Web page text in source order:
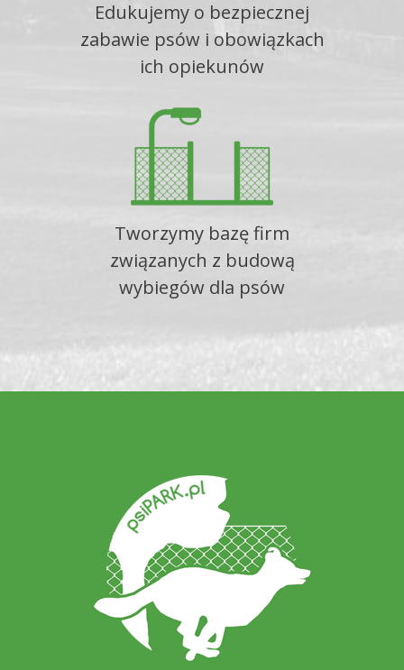
Edukujemy o bezpiecznej
zabawie psów i obowiązkach
ich opiekunów
Tworzymy bazę firm
związanych z budową
wybiegów dla psów